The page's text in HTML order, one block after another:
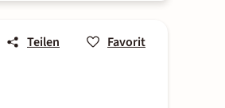
Teilen Favorit